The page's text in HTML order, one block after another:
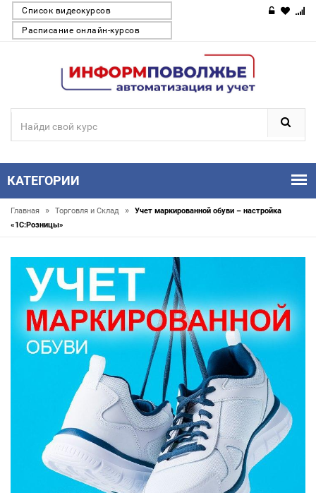
Список видеокурсов
Расписание онлайн-курсов
КАТЕГОРИИ
Главная » Торговля и Склад »
Учет маркированной обуви – настройка
«1С:Розницы»